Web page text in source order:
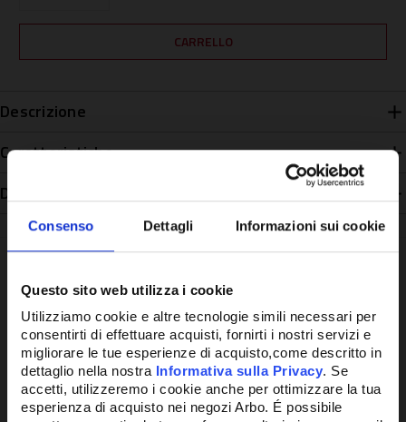
Consenso Dettagli Informazioni sui cookie
Questo sito web utilizza i cookie
Utilizziamo cookie e altre tecnologie simili necessari per
consentirti di effettuare acquisti, fornirti i nostri servizi e
migliorare le tue esperienze di acquisto,come descritto in
dettaglio nella nostra Informativa sulla Privacy. Se
accetti, utilizzeremo i cookie anche per ottimizzare la tua
esperienza di acquisto nei negozi Arbo. É possibile
Descrizione
Caratteristiche
Disponibilità
Potrebbe anche interessarti